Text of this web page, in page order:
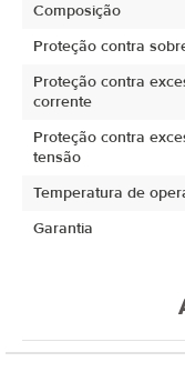
Composição
Proteção contra
Proteção contra
corrente
Proteção contra
tensão
Temperatura de
Garantia